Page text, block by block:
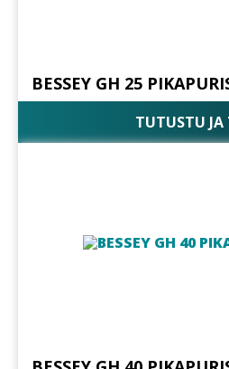
BESSEY GH 25
TUTUSTU JA